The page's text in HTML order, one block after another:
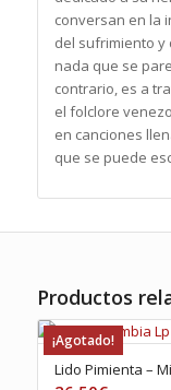
conversan en la
del sufrimiento y
nada que se
contrario, es a
el folclore
en canciones
que se puede
Productos
¡Agotado!
Lido Pimienta –